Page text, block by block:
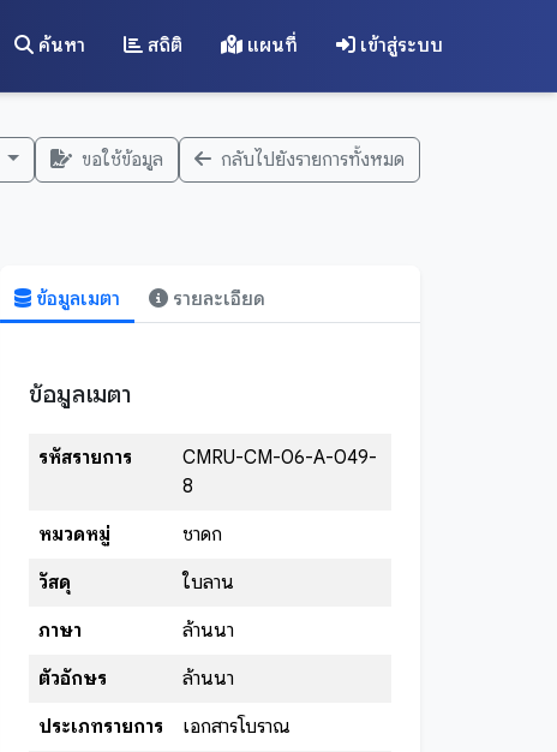
ค้นหา สถิติ แผนที่ เข้าสู่ระบบ
ขอใช้ข้อมูล กลับไปยังรายการทั้งหมด
ข้อมูลเมตา รายละเอียด
ข้อมูลเมตา
รหัสรายการ
CMRU-CM-06-A-049-
8
หมวดหมู่
ชาดก
วัสดุ
ใบลาน
ภาษา
ล้านนา
ตัวอักษร
ล้านนา
ประเภทรายการ
เอกสารโบราณ